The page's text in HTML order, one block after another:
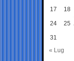
17 18
24 25
31
« Lug